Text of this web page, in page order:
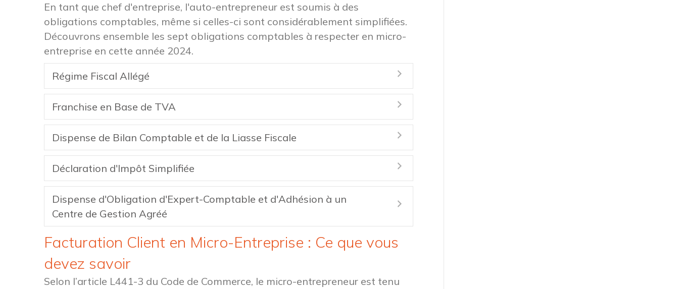
En tant que chef d'entreprise, l'auto-entrepreneur est soumis à des
obligations comptables, même si celles-ci sont considérablement simplifiées.
Découvrons ensemble les sept obligations comptables à respecter en micro-
entreprise en cette année 2024.
Régime Fiscal Allégé
Franchise en Base de TVA
Dispense de Bilan Comptable et de la Liasse Fiscale
Déclaration d'Impôt Simplifiée
Dispense d'Obligation d'Expert-Comptable et d'Adhésion à un
Centre de Gestion Agréé
Facturation Client en Micro-Entreprise : Ce que vous
devez savoir
Selon l’article L441-3 du Code de Commerce, le micro-entrepreneur est tenu